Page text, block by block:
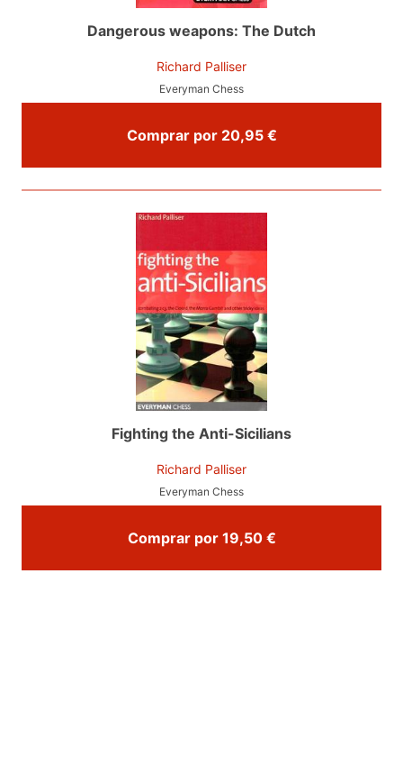
Dangerous weapons: The Dutch
Richard Palliser
Everyman Chess
Comprar por 20,95 €
Fighting the Anti-Sicilians
Richard Palliser
Everyman Chess
Comprar por 19,50 €